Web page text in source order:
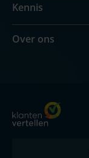
Kennis
Over ons